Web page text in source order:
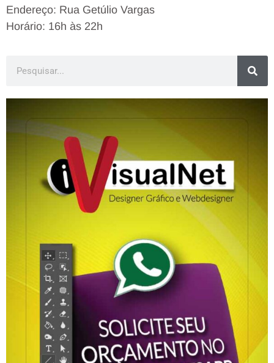
Endereço: Rua Getúlio Vargas
Horário: 16h às 22h